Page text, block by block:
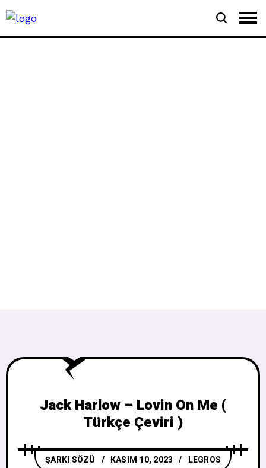
Jack Harlow – Lovin On Me (
Türkçe Çeviri )
ŞARKI SÖZÜ KASIM 10, 2023 LEGROS